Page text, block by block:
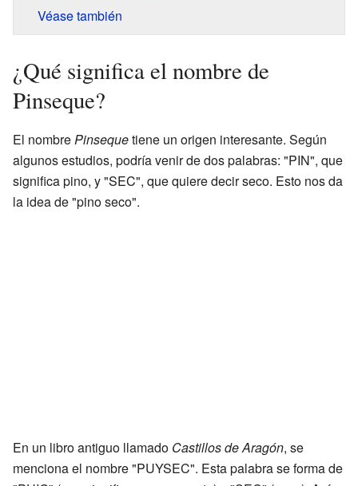
Véase también
¿Qué significa el nombre de
Pinseque?
El nombrePinsequetiene un origen interesante. Según
algunos estudios, podría venir de dos palabras: "PIN", que
significa pino, y "SEC", que quiere decir seco. Esto nos da
la idea de "pino seco".
En un libro antiguo llamado Castillos de Aragón, se
menciona el nombre "PUYSEC". Esta palabra se forma de